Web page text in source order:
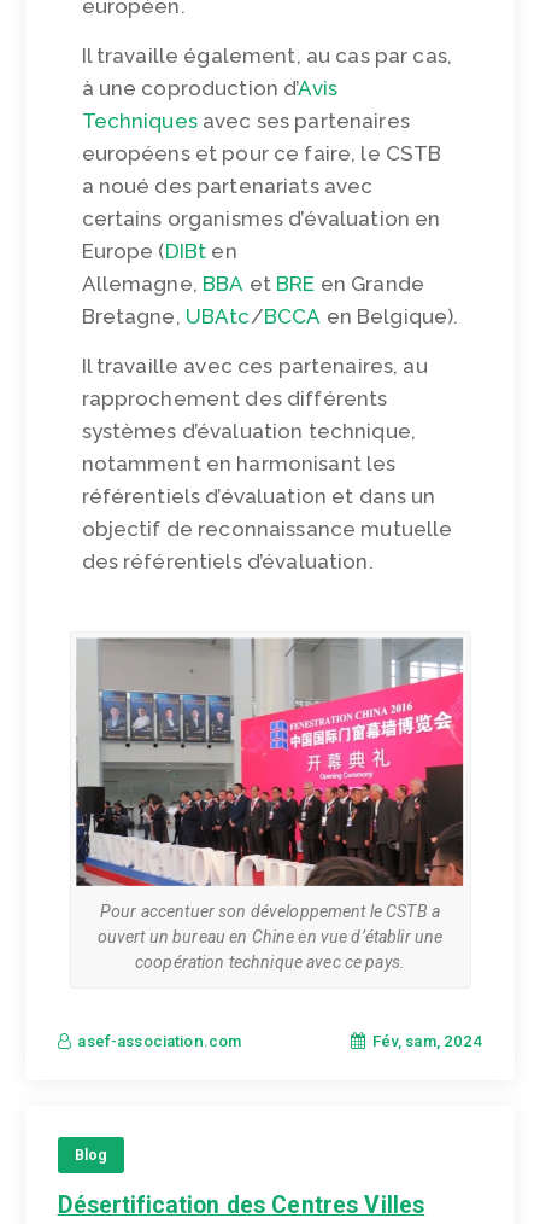
européen.
Il travaille également, au cas par cas,
à une coproduction d’Avis
Techniquesavec ses partenaires
européens et pour ce faire, le CSTB
a noué des partenariats avec
certains organismes d’évaluation en
Europe (DIBt en
Allemagne, BBA et BRE en Grande
Bretagne, UBAtc/BCCA en Belgique).
Il travaille avec ces partenaires, au
rapprochement des différents
systèmes d’évaluation technique,
notamment en harmonisant les
référentiels d’évaluation et dans un
objectif de reconnaissance mutuelle
des référentiels d’évaluation.
Pour accentuer son développement le CSTB a
ouvert un bureau en Chine en vue d’établir une
coopération technique avec ce pays.
asef-association.com Fév, sam, 2024
Blog
Désertification des Centres Villes